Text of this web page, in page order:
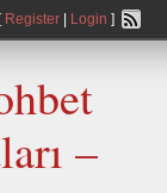
[ Register| Login ]
–